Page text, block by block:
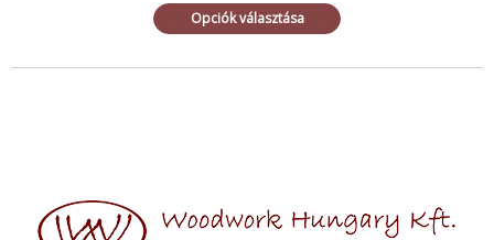
Opciók választása